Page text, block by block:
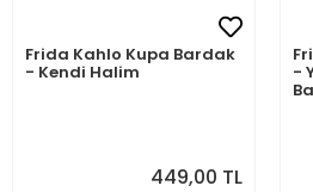
Frida Kahlo Kupa Bardak
- Kendi Halim
449,00 TL
-